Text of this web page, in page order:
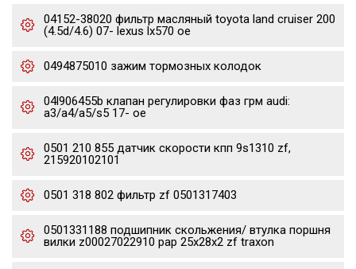
04152-38020 фильтр масляный toyota land cruiser 200
(4.5d/4.6) 07- lexus lx570 oe
0494875010 зажим тормозных колодок
04l906455b клапан регулировки фаз грм audi:
a3/a4/a5/s5 17- oe
0501 210 855 датчик скорости кпп 9s1310 zf,
215920102101
0501 318 802 фильтр zf 0501317403
0501331188 подшипник скольжения/ втулка поршня
вилки z00027022910 pap 25x28x2 zf traxon